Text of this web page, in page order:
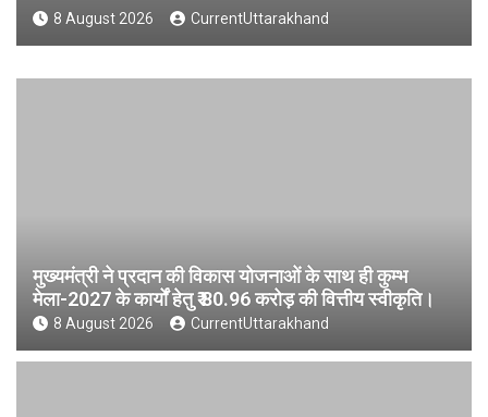
8 August 2026 CurrentUttarakhand
मुख्यमंत्री ने प्रदान की विकास योजनाओं के साथ ही कुम्भ
मेला-2027 के कार्यों हेतु ₹ 80.96 करोड़ की वित्तीय स्वीकृति।
8 August 2026 CurrentUttarakhand